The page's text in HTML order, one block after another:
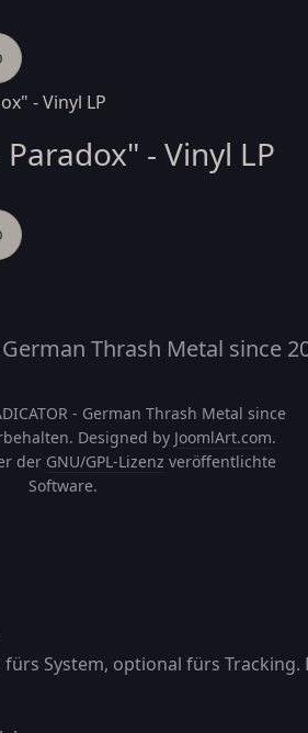
- Vinyl LP
- German Thrash Metal since
Designed by JoomlArt.com.
der GNU/GPL-Lizenz veröffentlichte
Software.
System, optional fürs Tracking.